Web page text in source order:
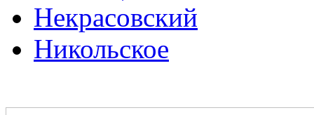
Некрасовский
Никольское